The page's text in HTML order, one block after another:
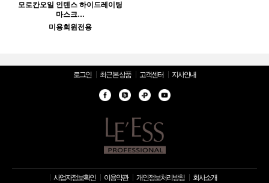
모로칸오일 인텐스 하이드레이팅
마스크…
미용회원전용
로그인 최근 본 상품 고객센터 지사안내
사업자정보확인 이용약관 개인정보처리방침 회사소개